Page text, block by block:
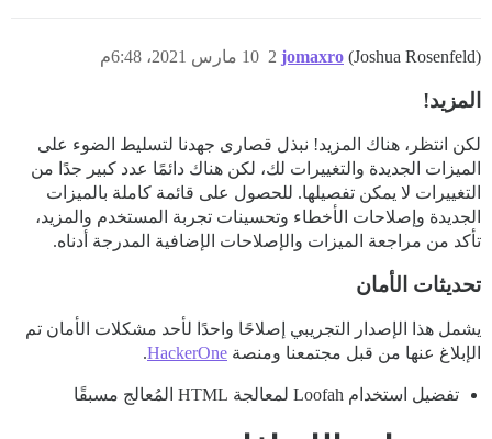
jomaxro (Joshua Rosenfeld) 10 مارس 2021، 6:48م 2
المزيد!
لكن انتظر، هناك المزيد! نبذل قصارى جهدنا لتسليط الضوء على
الميزات الجديدة والتغييرات لك، لكن هناك دائمًا عدد كبير جدًا من
التغييرات لا يمكن تفصيلها. للحصول على قائمة كاملة بالميزات
الجديدة وإصلاحات الأخطاء وتحسينات تجربة المستخدم والمزيد،
تأكد من مراجعة الميزات والإصلاحات الإضافية المدرجة أدناه.
تحديثات الأمان
يشمل هذا الإصدار التجريبي إصلاحًا واحدًا لأحد مشكلات الأمان تم
الإبلاغ عنها من قبل مجتمعنا ومنصة HackerOne
.
تفضيل استخدام Loofah لمعالجة HTML المُعالج مسبقًا